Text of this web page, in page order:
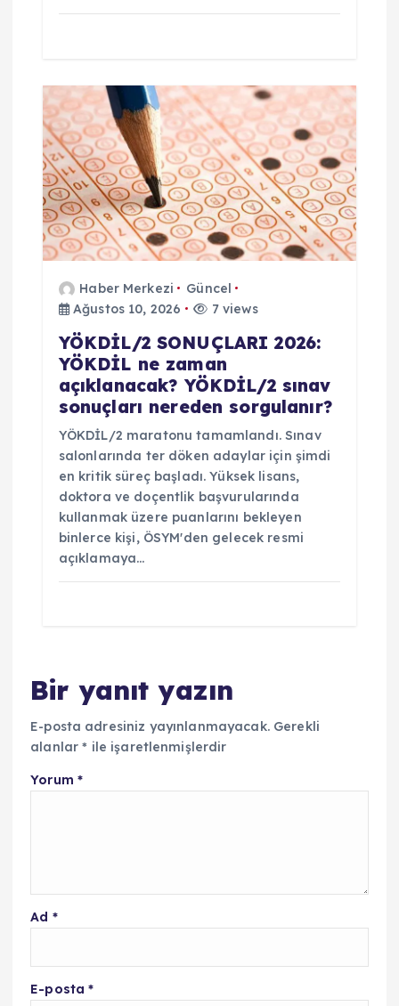
Haber Merkezi
Güncel
Ağustos 10, 2026
7 views
YÖKDİL/2 SONUÇLARI 2026:
YÖKDİL ne zaman
açıklanacak? YÖKDİL/2 sınav
sonuçları nereden sorgulanır?
YÖKDİL/2 maratonu tamamlandı. Sınav
salonlarında ter döken adaylar için şimdi
en kritik süreç başladı. Yüksek lisans,
doktora ve doçentlik başvurularında
kullanmak üzere puanlarını bekleyen
binlerce kişi, ÖSYM'den gelecek resmi
açıklamaya…
Bir yanıt yazın
E-posta adresiniz yayınlanmayacak. Gerekli
alanlar* ile işaretlenmişlerdir
Yorum *
Ad *
E-posta*